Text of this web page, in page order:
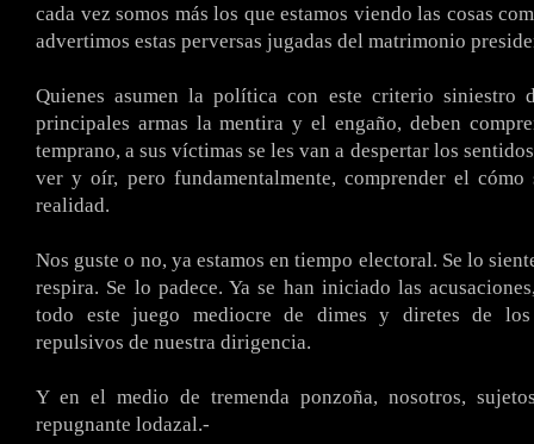
cada vez somos más los que estamos viendo las cosas
advertimos estas perversas jugadas del matrimonio
Quienes asumen la política con este criterio siniestro
principales armas la mentira y el engaño, deben
temprano, a sus víctimas se les van a despertar los
ver y oír, pero fundamentalmente, comprender el cómo
realidad.
Nos guste o no, ya estamos en tiempo electoral. Se lo
respira. Se lo padece. Ya se han iniciado las
todo este juego mediocre de dimes y diretes de los
repulsivos de nuestra dirigencia.
Y en el medio de tremenda ponzoña, nosotros,
repugnante lodazal.-